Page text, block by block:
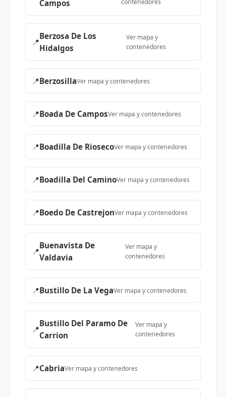
Campos contenedores
📍
Berzosa De Los
Hidalgos
Ver mapa y
contenedores
📍BerzosillaVer mapa y contenedores
📍Boada De CamposVer mapa y contenedores
📍Boadilla De RiosecoVer mapa y contenedores
📍Boadilla Del CaminoVer mapa y contenedores
📍Boedo De CastrejonVer mapa y contenedores
📍
Buenavista De
Valdavia
Ver mapa y
contenedores
📍Bustillo De La VegaVer mapa y contenedores
📍
Bustillo Del Paramo De
Carrion
Ver mapa y
contenedores
📍CabriaVer mapa y contenedores